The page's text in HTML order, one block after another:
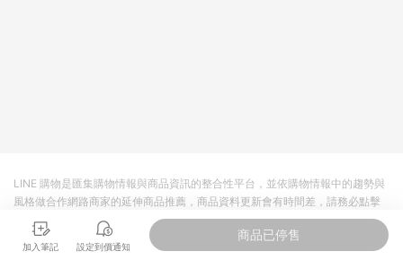
加入筆記 設定到價通知
商品已停售
LINE 購物是匯集購物情報與商品資訊的整合性平台，並依購物情報中的趨勢與
風格做合作網路商家的延伸商品推薦，商品資料更新會有時間差，請務必點擊
商品至各合作網路商家，確認現售價與購物條件，一切資訊以合作廠商網頁為
準。